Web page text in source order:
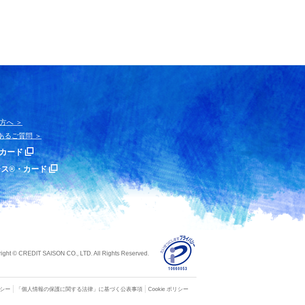
へ
るご質問
ード
®・カード
© CREDIT SAISON CO., LTD. All Rights Reserved.
ー 「個人情報の保護に関する法律」に基づく公表事項
Cookie ポリシー